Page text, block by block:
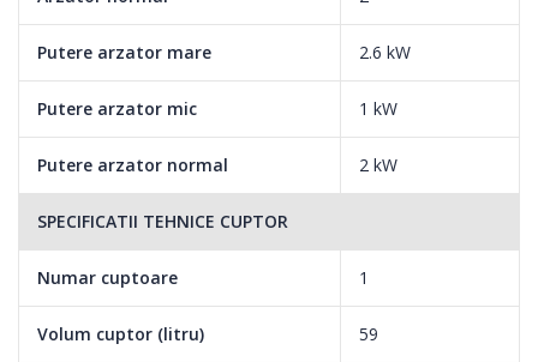
Putere arzator mare 2.6 kW
Putere arzator mic 1 kW
Putere arzator normal 2 kW
SPECIFICATII TEHNICE CUPTOR
Numar cuptoare 1
Volum cuptor (litru) 59